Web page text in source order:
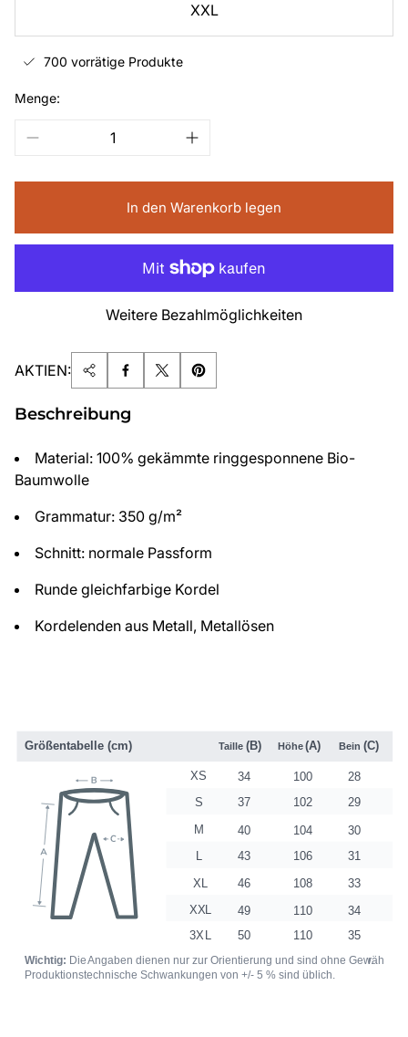
XXL
700 vorrätige Produkte
Menge:
In den Warenkorb legen
Weitere Bezahlmöglichkeiten
AKTIEN:
Beschreibung
Material: 100% gekämmte ringgesponnene Bio-
Baumwolle
Grammatur: 350 g/m²
Schnitt: normale Passform
Runde gleichfarbige Kordel
Kordelenden aus Metall, Metallösen